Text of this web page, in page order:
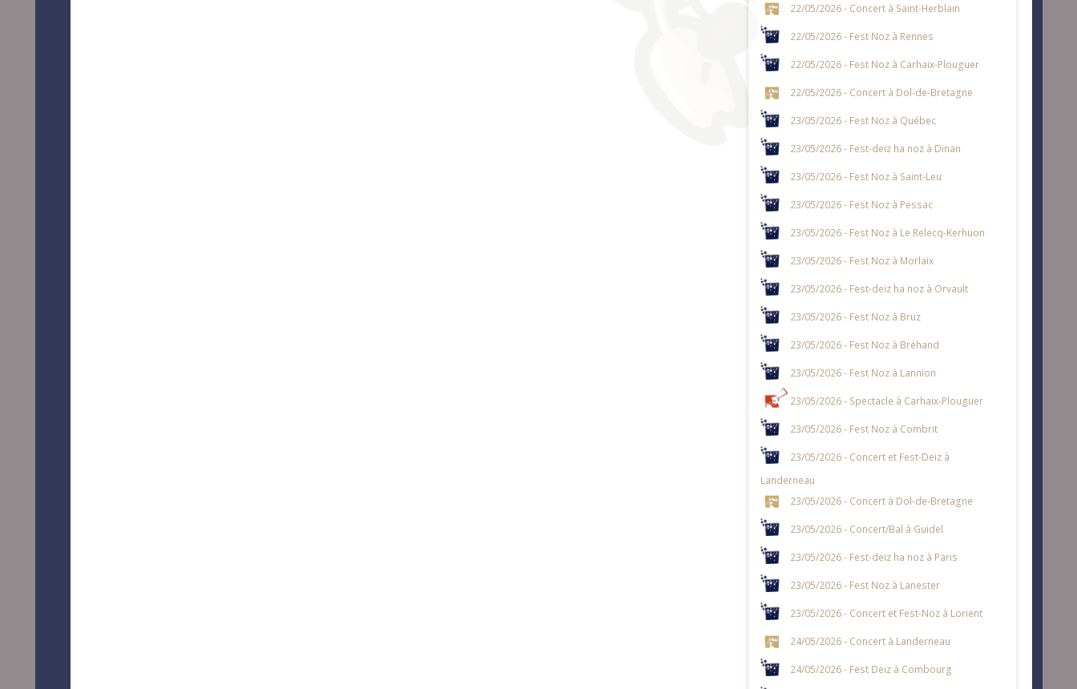
22/05/2026 - Concert à Saint-Herblain
22/05/2026 - Fest Noz à Rennes
22/05/2026 - Fest Noz à Carhaix-Plouguer
22/05/2026 - Concert à Dol-de-Bretagne
23/05/2026 - Fest Noz à Québec
23/05/2026 - Fest-deiz ha noz à Dinan
23/05/2026 - Fest Noz à Saint-Leu
23/05/2026 - Fest Noz à Pessac
23/05/2026 - Fest Noz à Le Relecq-Kerhuon
23/05/2026 - Fest Noz à Morlaix
23/05/2026 - Fest-deiz ha noz à Orvault
23/05/2026 - Fest Noz à Bruz
23/05/2026 - Fest Noz à Bréhand
23/05/2026 - Fest Noz à Lannion
23/05/2026 - Spectacle à Carhaix-Plouguer
23/05/2026 - Fest Noz à Combrit
23/05/2026 - Concert et Fest-Deiz à
Landerneau
23/05/2026 - Concert à Dol-de-Bretagne
23/05/2026 - Concert/Bal à Guidel
23/05/2026 - Fest-deiz ha noz à Paris
23/05/2026 - Fest Noz à Lanester
23/05/2026 - Concert et Fest-Noz à Lorient
24/05/2026 - Concert à Landerneau
24/05/2026 - Fest Deiz à Combourg